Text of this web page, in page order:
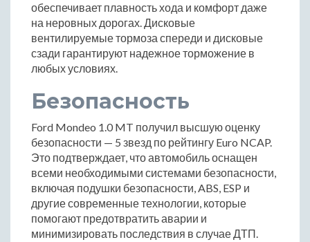
обеспечивает плавность хода и комфорт даже
на неровных дорогах. Дисковые
вентилируемые тормоза спереди и дисковые
сзади гарантируют надежное торможение в
любых условиях.
Безопасность
Ford Mondeo 1.0 MT получил высшую оценку
безопасности — 5 звезд по рейтингу Euro NCAP.
Это подтверждает, что автомобиль оснащен
всеми необходимыми системами безопасности,
включая подушки безопасности, ABS, ESP и
другие современные технологии, которые
помогают предотвратить аварии и
минимизировать последствия в случае ДТП.